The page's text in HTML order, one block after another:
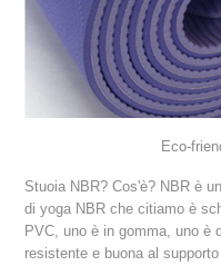
Eco-
Stuoia NBR? Cos'è? NBR è
di yoga NBR che citiamo è
PVC, uno è in gomma, uno è
resistente e buona al